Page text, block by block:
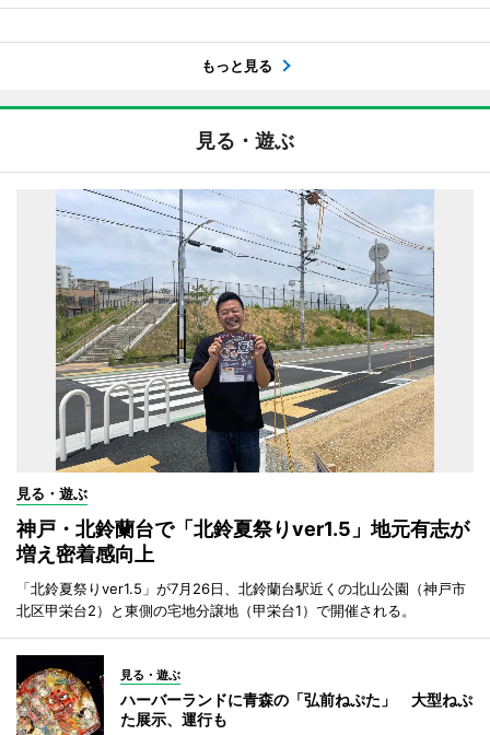
もっと見る
見る・遊ぶ
見る・遊ぶ
神戸・北鈴蘭台で「北鈴夏祭りver1.5」地元有志が
増え密着感向上
「北鈴夏祭りver1.5」が7月26日、北鈴蘭台駅近くの北山公園（神戸市
北区甲栄台2）と東側の宅地分譲地（甲栄台1）で開催される。
見る・遊ぶ
ハーバーランドに青森の「弘前ねぷた」 大型ねぷ
た展示、運行も